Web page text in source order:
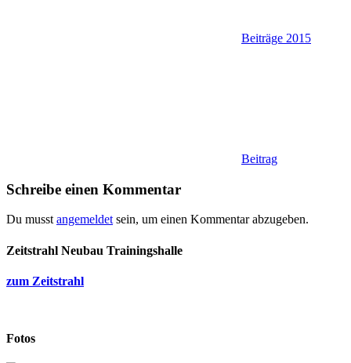
Beiträge 2015
Beitrag
Schreibe einen Kommentar
Du musst angemeldet sein, um einen Kommentar abzugeben.
Zeitstrahl Neubau Trainingshalle
zum Zeitstrahl
Fotos